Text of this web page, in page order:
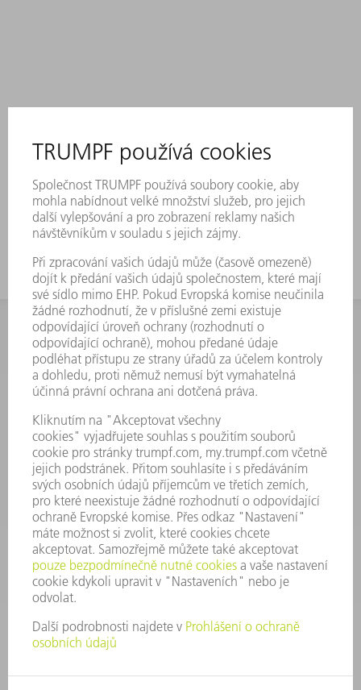
INFORMACE
Často kladené dotazy
Všeobecné obchodní podmínky
KONTAKTNÍ ÚDAJE
Náhradní díly
+420 251 106 254
Po - čt 8:00 - 17:00
Pá 8:00 - 16:00
ND@trumpf.com
KONTAKTNÍ ÚDAJE
Nástroje
+420 251 106 250
Po - pá 8:00 - 16:00
nastroje@trumpf.com